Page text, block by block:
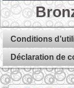
Conditions
Déclaration de